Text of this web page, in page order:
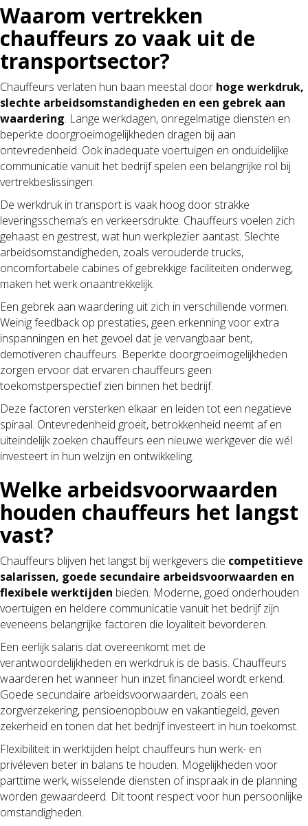
Waarom vertrekken
chauffeurs zo vaak uit de
transportsector?
Chauffeurs verlaten hun baan meestal door hoge werkdruk,
slechte arbeidsomstandigheden en een gebrek aan
waardering. Lange werkdagen, onregelmatige diensten en
beperkte doorgroeimogelijkheden dragen bij aan
ontevredenheid. Ook inadequate voertuigen en onduidelijke
communicatie vanuit het bedrijf spelen een belangrijke rol bij
vertrekbeslissingen.
De werkdruk in transport is vaak hoog door strakke
leveringsschema’s en verkeersdrukte. Chauffeurs voelen zich
gehaast en gestrest, wat hun werkplezier aantast. Slechte
arbeidsomstandigheden, zoals verouderde trucks,
oncomfortabele cabines of gebrekkige faciliteiten onderweg,
maken het werk onaantrekkelijk.
Een gebrek aan waardering uit zich in verschillende vormen.
Weinig feedback op prestaties, geen erkenning voor extra
inspanningen en het gevoel dat je vervangbaar bent,
demotiveren chauffeurs. Beperkte doorgroeimogelijkheden
zorgen ervoor dat ervaren chauffeurs geen
toekomstperspectief zien binnen het bedrijf.
Deze factoren versterken elkaar en leiden tot een negatieve
spiraal. Ontevredenheid groeit, betrokkenheid neemt af en
uiteindelijk zoeken chauffeurs een nieuwe werkgever die wél
investeert in hun welzijn en ontwikkeling.
Welke arbeidsvoorwaarden
houden chauffeurs het langst
vast?
Chauffeurs blijven het langst bij werkgevers die competitieve
salarissen, goede secundaire arbeidsvoorwaarden en
flexibele werktijden bieden. Moderne, goed onderhouden
voertuigen en heldere communicatie vanuit het bedrijf zijn
eveneens belangrijke factoren die loyaliteit bevorderen.
Een eerlijk salaris dat overeenkomt met de
verantwoordelijkheden en werkdruk is de basis. Chauffeurs
waarderen het wanneer hun inzet financieel wordt erkend.
Goede secundaire arbeidsvoorwaarden, zoals een
zorgverzekering, pensioenopbouw en vakantiegeld, geven
zekerheid en tonen dat het bedrijf investeert in hun toekomst.
Flexibiliteit in werktijden helpt chauffeurs hun werk- en
privéleven beter in balans te houden. Mogelijkheden voor
parttime werk, wisselende diensten of inspraak in de planning
worden gewaardeerd. Dit toont respect voor hun persoonlijke
omstandigheden.